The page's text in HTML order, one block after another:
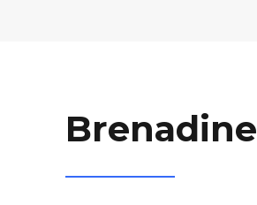
Brenadine